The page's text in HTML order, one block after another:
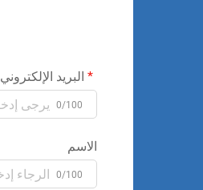
البريد الإلكتروني
0/100
الاسم
0/100